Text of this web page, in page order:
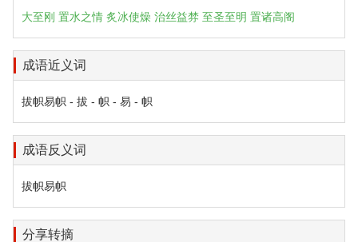
大至刚 置水之情 炙冰使燥 治丝益棼 至圣至明 置诸高阁
成语近义词
拔帜易帜 - 拔 - 帜 - 易 - 帜
成语反义词
拔帜易帜
分享转摘